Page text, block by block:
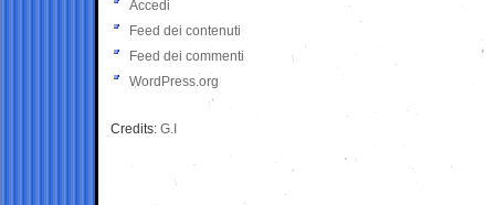
Accedi
Feed dei contenuti
Feed dei commenti
WordPress.org
Credits: G.I